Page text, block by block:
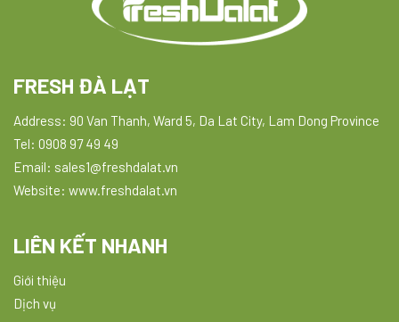
FRESH ĐÀ LẠT
Address: 90 Van Thanh, Ward 5, Da Lat City, Lam Dong Province
Tel: 0908 97 49 49
Email: sales1@freshdalat.vn
Website: www.freshdalat.vn
LIÊN KẾT NHANH
Giới thiệu
Dịch vụ